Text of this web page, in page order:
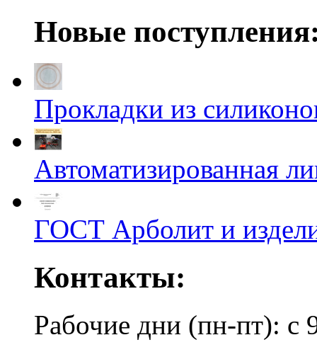
Новые
Прокладки из
Автоматизированная
ГОСТ Арболит и
Контакты:
Рабочие дни (пн-пт): с